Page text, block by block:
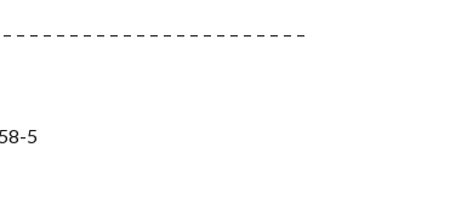
– – – – – – – – – – – – – – – – – – – – – –
5